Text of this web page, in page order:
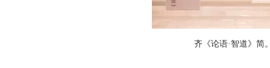
齐《论语·智道》简